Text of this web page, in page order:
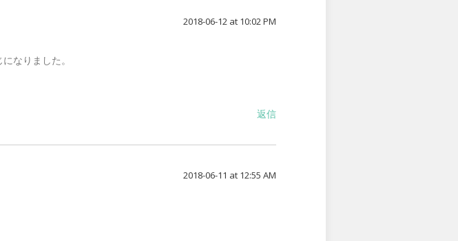
2018-06-12 at 10:02 PM
なりました。
返信
2018-06-11 at 12:55 AM